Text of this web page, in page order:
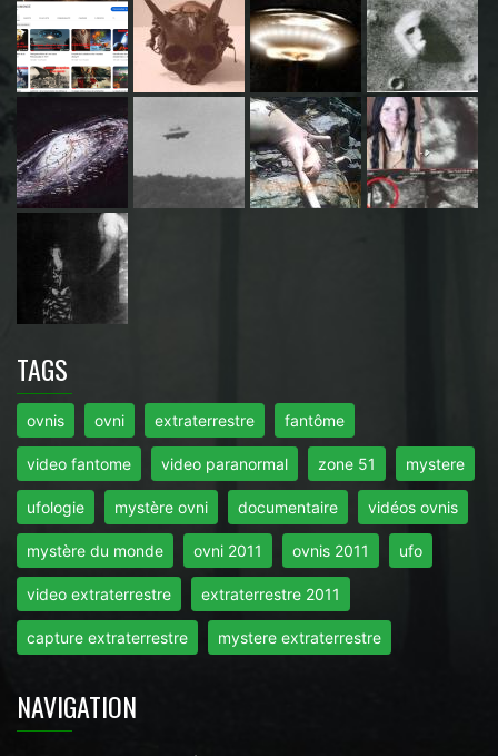
TAGS
ovnis ovni extraterrestre fantôme
video fantome video paranormal zone 51 mystere
ufologie mystère ovni documentaire vidéos ovnis
mystère du monde ovni 2011 ovnis 2011 ufo
video extraterrestre extraterrestre 2011
capture extraterrestre mystere extraterrestre
NAVIGATION